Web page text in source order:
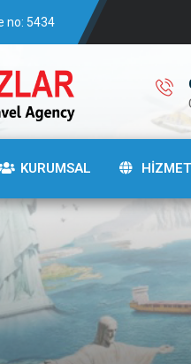
no: 5434
KURUMSAL